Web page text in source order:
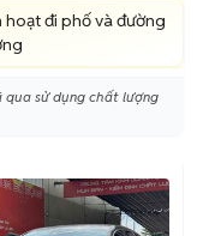
hoạt đi phố và đường
qua sử dụng chất lượng